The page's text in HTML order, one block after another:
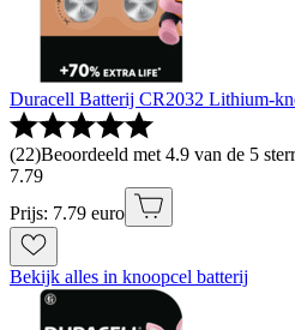
Duracell Batterij CR2032 Lithium-
(22)Beoordeeld met 4.9 van de 5
7.79
Prijs: 7.79 euro
Bekijk alles in knoopcel batterij